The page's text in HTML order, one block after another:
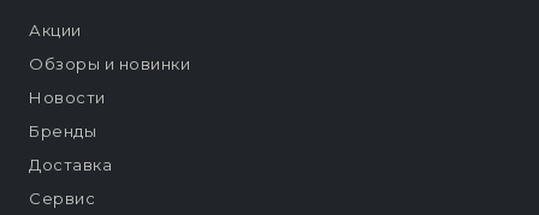
Акции
Обзоры и новинки
Новости
Бренды
Доставка
Сервис